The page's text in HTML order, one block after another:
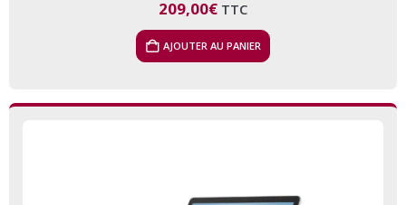
209,00€ TTC
AJOUTER AU PANIER